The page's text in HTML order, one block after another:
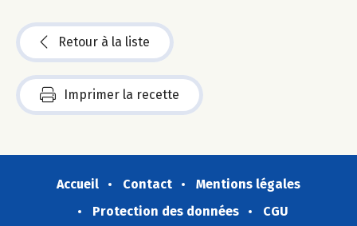
Retour à la liste
Imprimer la recette
Accueil Contact
Mentions légales
Protection des données
CGU